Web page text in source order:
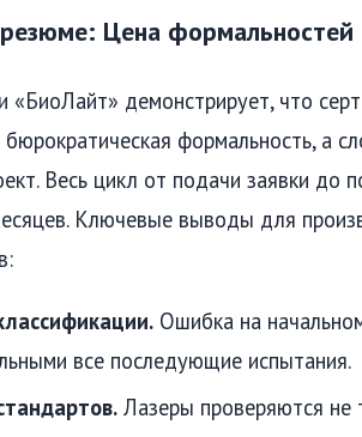
Цена формальностей
«БиоЛайт» демонстрирует, что
формальность, а
Весь цикл от подачи заявки до
Ключевые выводы для
Ошибка на
все последующие испытания.
Лазеры проверяются